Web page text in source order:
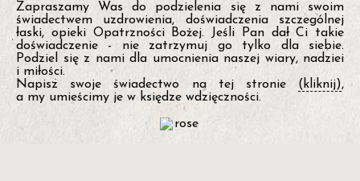
Zapraszamy Was do podzielenia się z nami swoim
świadectwem uzdrowienia, doświadczenia szczególnej
łaski, opieki Opatrzności Bożej. Jeśli Pan dał Ci takie
doświadczenie - nie zatrzymuj go tylko dla siebie.
Podziel się z nami dla umocnienia naszej wiary, nadziei
i miłości.
Napisz swoje świadectwo na tej stronie (kliknij),
a my umieścimy je w księdze wdzięczności.